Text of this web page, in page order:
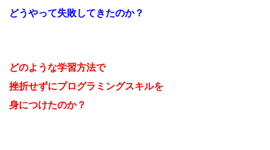
どうやって失敗してきたのか？
どのような学習方法で
挫折せずにプログラミングスキルを
身につけたのか？